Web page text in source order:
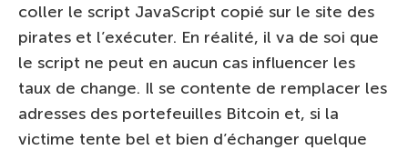
coller le script JavaScript copié sur le site des
pirates et l’exécuter. En réalité, il va de soi que
le script ne peut en aucun cas influencer les
taux de change. Il se contente de remplacer les
adresses des portefeuilles Bitcoin et, si la
victime tente bel et bien d’échanger quelque